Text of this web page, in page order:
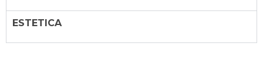
ESTETICA